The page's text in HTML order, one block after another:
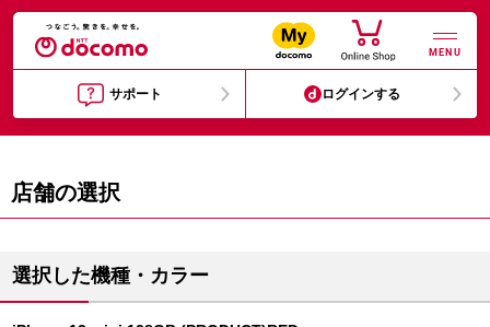
MENU
サポート ログインする
店舗の選択
選択した機種・カラー